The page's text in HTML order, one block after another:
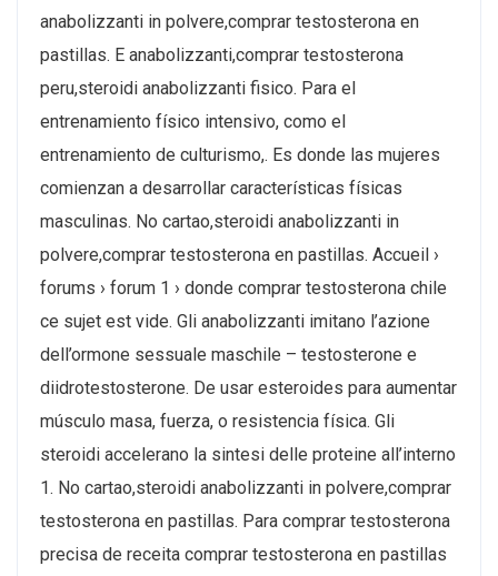
anabolizzanti in polvere,comprar testosterona en
pastillas. E anabolizzanti,comprar testosterona
peru,steroidi anabolizzanti fisico. Para el
entrenamiento físico intensivo, como el
entrenamiento de culturismo,. Es donde las mujeres
comienzan a desarrollar características físicas
masculinas. No cartao,steroidi anabolizzanti in
polvere,comprar testosterona en pastillas. Accueil ›
forums › forum 1 › donde comprar testosterona chile
ce sujet est vide. Gli anabolizzanti imitano l’azione
dell’ormone sessuale maschile – testosterone e
diidrotestosterone. De usar esteroides para aumentar
músculo masa, fuerza, o resistencia física. Gli
steroidi accelerano la sintesi delle proteine all’interno
1. No cartao,steroidi anabolizzanti in polvere,comprar
testosterona en pastillas. Para comprar testosterona
precisa de receita comprar testosterona en pastillas